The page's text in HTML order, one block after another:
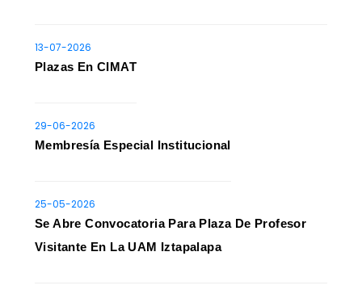
13-07-2026
Plazas En CIMAT
29-06-2026
Membresía Especial Institucional
25-05-2026
Se Abre Convocatoria Para Plaza De Profesor
Visitante En La UAM Iztapalapa